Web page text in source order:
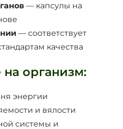
— капсулы на
— соответствует
качества
на организм:
энергии
и вялости
системы и